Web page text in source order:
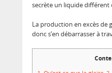
secrète un liquide différent
La production en excès de
donc s’en débarrasser à